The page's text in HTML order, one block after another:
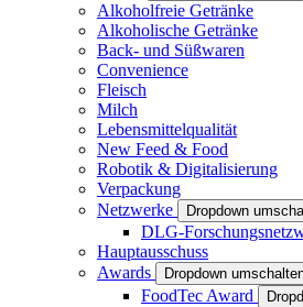
Alkoholfreie Getränke
Alkoholische Getränke
Back- und Süßwaren
Convenience
Fleisch
Milch
Lebensmittelqualität
New Feed & Food
Robotik & Digitalisierung
Verpackung
Netzwerke
Dropdown
DLG-
Hauptausschuss
Awards
Dropdown
FoodTec Award